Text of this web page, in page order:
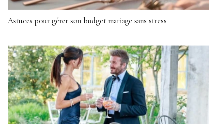
Astuces pour gérer son budget mariage sans stress